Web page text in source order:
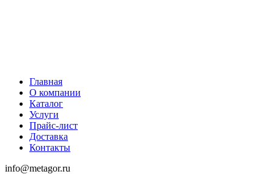
Главная
О компании
Каталог
Услуги
Прайс-лист
Доставка
Контакты
info@metagor.ru